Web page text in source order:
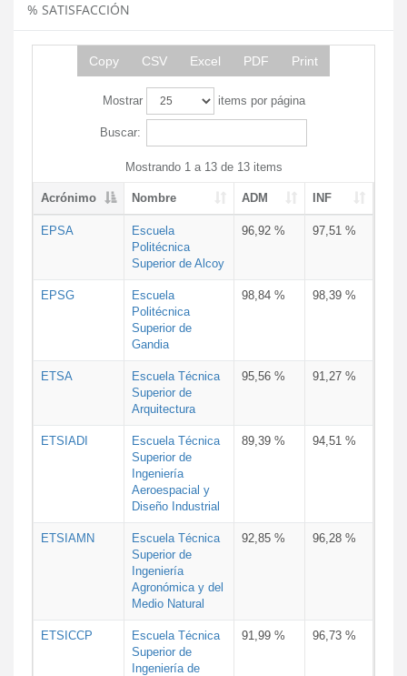
% SATISFACCIÓN
Copy CSV Excel PDF Print
Mostrar items por página
Buscar:
Mostrando 1 a 13 de 13 items
Acrónimo Nombre ADM INF
EPSA
Escuela
Politécnica
Superior de Alcoy
96,92 % 97,51 %
EPSG
Escuela
Politécnica
Superior de
Gandia
98,84 % 98,39 %
ETSA
Escuela Técnica
Superior de
Arquitectura
95,56 % 91,27 %
ETSIADI
Escuela Técnica
Superior de
Ingeniería
Aeroespacial y
Diseño Industrial
89,39 % 94,51 %
ETSIAMN
Escuela Técnica
Superior de
Ingeniería
Agronómica y del
Medio Natural
92,85 % 96,28 %
ETSICCP
Escuela Técnica
Superior de
Ingeniería de
91,99 % 96,73 %